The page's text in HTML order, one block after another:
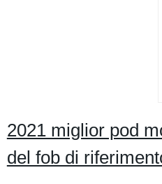
2021 miglior pod
del fob di